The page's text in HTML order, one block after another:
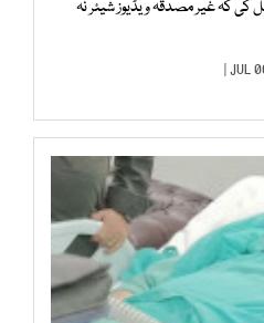
کہ غیر مصدقہ ویڈیوز شیئر نہ